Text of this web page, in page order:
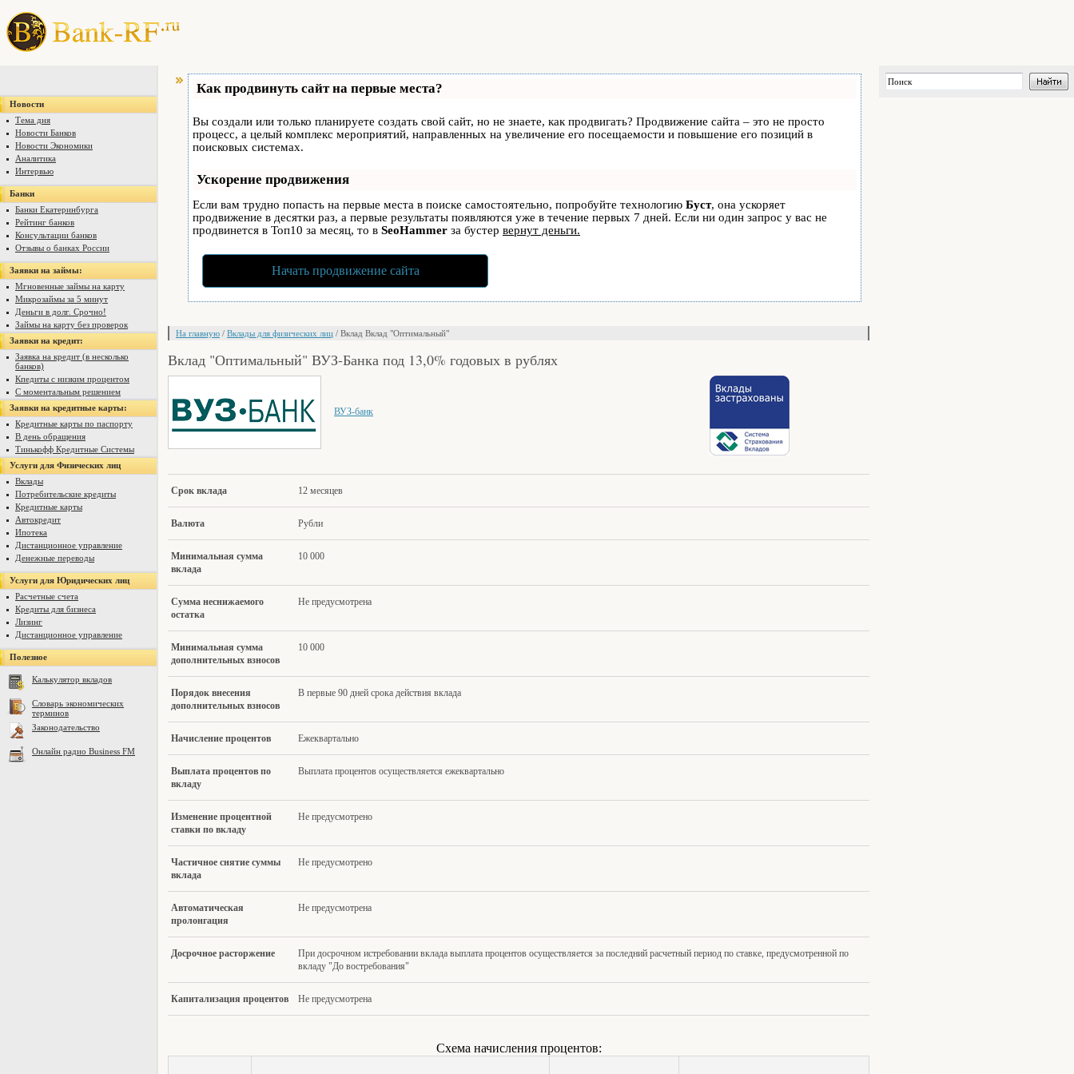
Новости
Тема дня
Новости Банков
Новости Экономики
Аналитика
Интервью
Банки
Банки Екатеринбурга
Рейтинг банков
Консультации банков
Отзывы о банках России
Заявки на займы:
Мгновенные займы на карту
Микрозаймы за 5 минут
Деньги в долг. Срочно!
Займы на карту без проверок
Заявки на кредит:
Заявка на кредит (в несколько
банков)
Кпедиты с низким процентом
С моментальным решением
Заявки на кредитные карты:
Кредитные карты по паспорту
В день обращения
Тинькофф Кредитные Системы
Услуги для Физических лиц
Вклады
Потребительские кредиты
Кредитные карты
Автокредит
Ипотека
Дистанционное управление
Денежные переводы
Услуги для Юридических лиц
Расчетные счета
Кредиты для бизнеса
Лизинг
Дистанционное управление
Полезное
Калькулятор вкладов
Словарь экономических
терминов
Законодательство
Онлайн радио Business FM
Как продвинуть сайт на первые места?
Вы создали или только планируете создать свой сайт, но не знаете, как продвигать? Продвижение сайта – это не просто
процесс, а целый комплекс мероприятий, направленных на увеличение его посещаемости и повышение его позиций в
поисковых системах.
Ускорение продвижения
Если вам трудно попасть на первые места в поиске самостоятельно, попробуйте технологию Буст, она ускоряет
продвижение в десятки раз, а первые результаты появляются уже в течение первых 7 дней. Если ни один запрос у вас не
продвинется в Топ10 за месяц, то в SeoHammer за бустер вернут деньги.
Начать продвижение сайта
На главную / Вклады для физических лиц / Вклад Вклад "Оптимальный"
Вклад "Оптимальный" ВУЗ-Банка под 13,0% годовых в рублях
ВУЗ-банк
Срок вклада 12 месяцев
Валюта Рубли
Минимальная сумма
вклада
10 000
Сумма неснижаемого
остатка
Не предусмотрена
Минимальная сумма
дополнительных взносов
10 000
Порядок внесения
дополнительных взносов
В первые 90 дней срока действия вклада
Начисление процентов Ежеквартально
Выплата процентов по
вкладу
Выплата процентов осуществляется ежеквартально
Изменение процентной
ставки по вкладу
Не предусмотрено
Частичное снятие суммы
вклада
Не предусмотрено
Автоматическая
пролонгация
Не предусмотрена
Досрочное расторжение
При досрочном истребовании вклада выплата процентов осуществляется за последний расчетный период по ставке, предусмотренной по
вкладу "До востребования"
Капитализация процентов Не предусмотрена
Схема начисления процентов: